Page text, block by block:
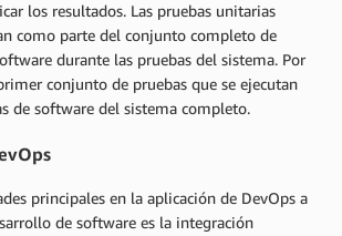
los resultados. Las pruebas unitarias
como parte del conjunto completo de
durante las pruebas del sistema. Por
conjunto de pruebas que se ejecutan
de software del sistema completo.
principales en la aplicación de DevOps a
de software es la integración